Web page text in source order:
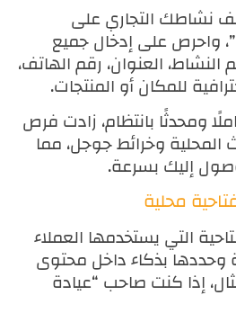
نشاطك التجاري على
“Google My Business”، واحرص على إدخال جميع
العنوان، رقم الهاتف،
للمكان أو المنتجات.
ومحدثًا بانتظام، زادت فرص
وخرائط جوجل، مما
إليك بسرعة.
التي يستخدمها العملاء
بذكاء داخل محتوى
إذا كنت صاحب “عيادة